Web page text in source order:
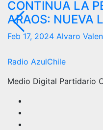
CONTINUA LA
ARAOS: NUEVA
Feb 17, 2024 Alvaro
Radio AzulChile
Medio Digital Partidario